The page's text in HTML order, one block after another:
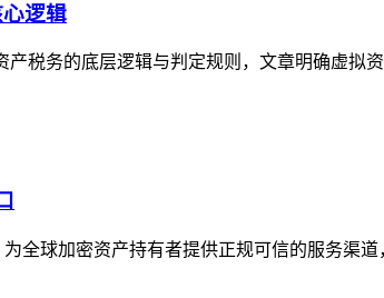
逻辑
产税务的底层逻辑与判定规则，文章明确虚拟
全球加密资产持有者提供正规可信的服务渠